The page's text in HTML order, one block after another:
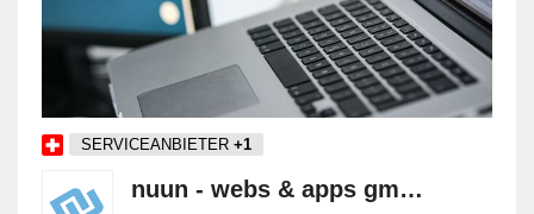
Anwendung oder innerhalb einer umfassenderen Suite für
Zusammenarbeit. Relevant sind dabei unter anderem
Gerätekompatibilität, Kamera- und Mikrofonverwaltung,
Rechtekonzepte, Anbindung an Kalender und
Netzwerkverbindung.
SERVICEANBIETER +1
nuun - webs & apps gmbh